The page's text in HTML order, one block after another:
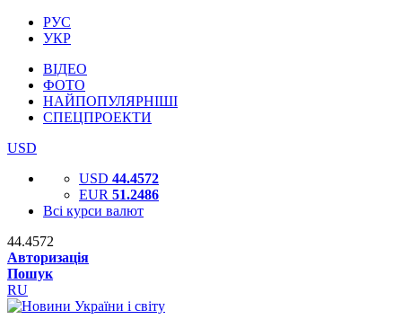
РУС
УКР
ВІДЕО
ФОТО
НАЙПОПУЛЯРНІШІ
СПЕЦПРОЕКТИ
USD
USD 44.4572
EUR 51.2486
Всі курси валют
44.4572
Авторизація
Пошук
RU